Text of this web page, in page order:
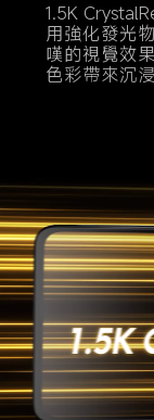
1.5K
用強化發光
嘆的視覺效
色彩帶來沉